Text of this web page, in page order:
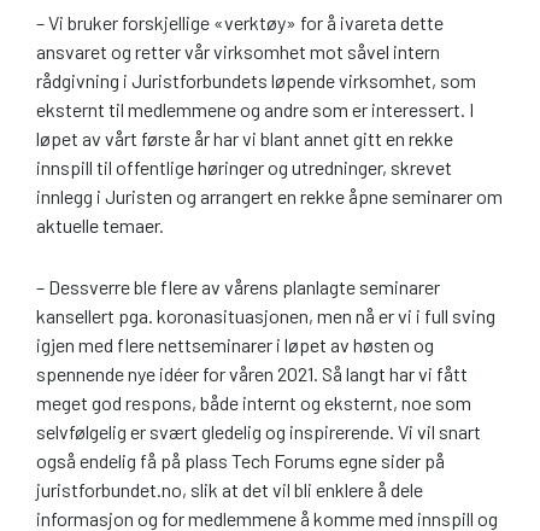
– Vi bruker forskjellige «verktøy» for å ivareta dette
ansvaret og retter vår virksomhet mot såvel intern
rådgivning i Juristforbundets løpende virksomhet, som
eksternt til medlemmene og andre som er interessert. I
løpet av vårt første år har vi blant annet gitt en rekke
innspill til offentlige høringer og utredninger, skrevet
innlegg i Juristen og arrangert en rekke åpne seminarer om
aktuelle temaer.
– Dessverre ble flere av vårens planlagte seminarer
kansellert pga. koronasituasjonen, men nå er vi i full sving
igjen med flere nettseminarer i løpet av høsten og
spennende nye idéer for våren 2021. Så langt har vi fått
meget god respons, både internt og eksternt, noe som
selvfølgelig er svært gledelig og inspirerende. Vi vil snart
også endelig få på plass Tech Forums egne sider på
juristforbundet.no, slik at det vil bli enklere å dele
informasjon og for medlemmene å komme med innspill og